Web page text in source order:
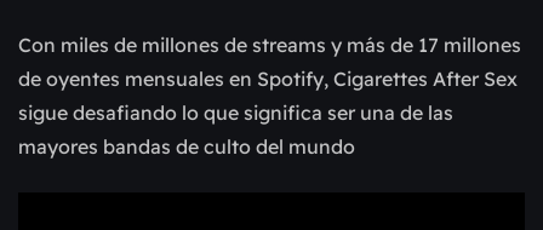
Con miles de millones de streams y más de 17 millones
de oyentes mensuales en Spotify, Cigarettes After Sex
sigue desafiando lo que significa ser una de las
mayores bandas de culto del mundo